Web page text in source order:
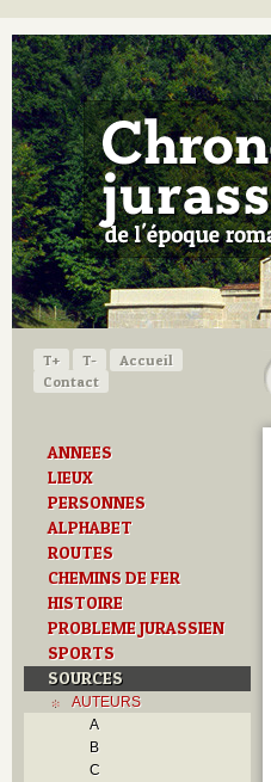
T+ T-
Accueil
Contact
ANNEES
LIEUX
PERSONNES
ALPHABET
ROUTES
CHEMINS DE FER
HISTOIRE
PROBLEME JURASSIEN
SPORTS
SOURCES
AUTEURS
A
B
C